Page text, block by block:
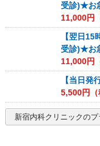
受診)★お
11,000円
【翌日
受診)★お
11,000円
【当日発
5,500円（
新宿内科クリニックのプ